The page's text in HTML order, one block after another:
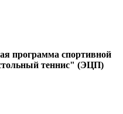
программа спортивной
теннис" (ЭЦП)